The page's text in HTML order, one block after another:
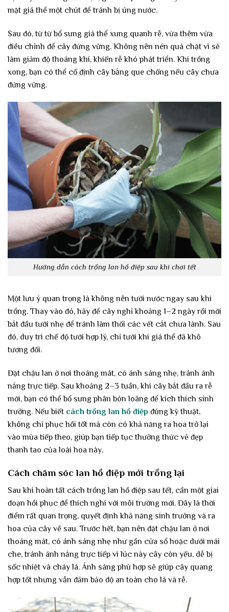
mặt giá thể một chút để tránh bị úng nước.
Sau đó, từ từ bổ sung giá thể xung quanh rễ, vừa thêm vừa
điều chỉnh để cây đứng vững. Không nên nén quá chặt vì sẽ
làm giảm độ thoáng khí, khiến rễ khó phát triển. Khi trồng
xong, bạn có thể cố định cây bằng que chống nếu cây chưa
đứng vững.
Hướng dẫn cách trồng lan hồ điệp sau khi chơi tết
Một lưu ý quan trọng là không nên tưới nước ngay sau khi
trồng. Thay vào đó, hãy để cây nghỉ khoảng 1–2 ngày rồi mới
bắt đầu tưới nhẹ để tránh làm thối các vết cắt chưa lành. Sau
đó, duy trì chế độ tưới hợp lý, chỉ tưới khi giá thể đã khô
tương đối.
Đặt chậu lan ở nơi thoáng mát, có ánh sáng nhẹ, tránh ánh
nắng trực tiếp. Sau khoảng 2–3 tuần, khi cây bắt đầu ra rễ
mới, bạn có thể bổ sung phân bón loãng để kích thích sinh
trưởng. Nếu biết cách trồng lan hồ điệp đúng kỹ thuật,
không chỉ phục hồi tốt mà còn có khả năng ra hoa trở lại
vào mùa tiếp theo, giúp bạn tiếp tục thưởng thức vẻ đẹp
thanh tao của loài hoa này.
Cách chăm sóc lan hồ điệp mới trồng lại
Sau khi hoàn tất cách trồng lan hồ điệp sau tết, cần một giai
đoạn hồi phục để thích nghi với môi trường mới. Đây là thời
điểm rất quan trọng, quyết định khả năng sinh trưởng và ra
hoa của cây về sau. Trước hết, bạn nên đặt chậu lan ở nơi
thoáng mát, có ánh sáng nhẹ như gần cửa sổ hoặc dưới mái
che, tránh ánh nắng trực tiếp vì lúc này cây còn yếu, dễ bị
sốc nhiệt và cháy lá. Ánh sáng phù hợp sẽ giúp cây quang
hợp tốt nhưng vẫn đảm bảo độ an toàn cho lá và rễ.